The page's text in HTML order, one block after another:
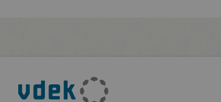
Fußleisten-
Navigation